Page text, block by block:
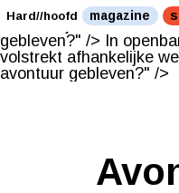
In openbare gebouwen
afhankelijke wezens.
gebleven?" /> In
volstrekt afhankelijke
avontuur gebleven?" />
Hard//hoofd magazine